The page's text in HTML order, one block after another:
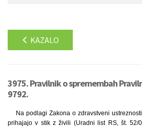
KAZALO
3975. Pravilnik o spremembah
9792.
Na podlagi Zakona o zdravstveni
prihajajo v stik z živili (Uradni list RS, št. 52/